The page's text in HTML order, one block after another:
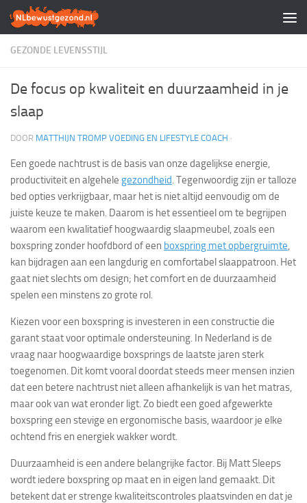
Doorgaan naar inhoud
GEZONDE LEVENSSTIJL
De focus op kwaliteit en duurzaamheid in je
slaap
DOOR MATTHIJN TROMP VOEDING EN LIFESTYLE COACH ·
Een goede nachtrust is de basis van onze dagelijkse energie,
productiviteit en algehele gezondheid. Tegenwoordig zijn er talloze
bed opties verkrijgbaar, maar het is niet altijd eenvoudig om de
juiste keuze te maken. Daarom is het essentieel om te begrijpen
waarom een kwalitatief hoogwaardig slaapmeubel, zoals een
boxspring zonder hoofdbord of een boxspring met opbergruimte,
kan bijdragen aan een langdurig en comfortabel slaappatroon. Het
gaat niet slechts om design; het comfort en de duurzaamheid
spelen een minstens zo grote rol.
Kiezen voor een boxspring is investeren in een constructie die
garant staat voor optimale ondersteuning. In Nederland is de
vraag naar hoogwaardige boxsprings de laatste jaren sterk
toegenomen. Dit komt vooral doordat steeds meer mensen inzien
dat een betere nachtrust niet alleen afhankelijk is van het matras,
maar ook van wat eronder ligt. Zo biedt een goed afgewerkte
boxspring een stevige en ergonomische basis, waardoor je elke
ochtend fris en energiek wakker wordt.
Duurzaamheid is een andere belangrijke factor. Bij Matt Sleeps
wordt iedere boxspring op maat en in eigen land gemaakt. Dit
betekent dat er strenge kwaliteitscontroles plaatsvinden en dat je